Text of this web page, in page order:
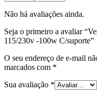
Não há avaliações ainda.
Seja o primeiro a avaliar
115/230v -100w C/suporte”
O seu endereço de e-mail
marcados com *
Sua avaliação *